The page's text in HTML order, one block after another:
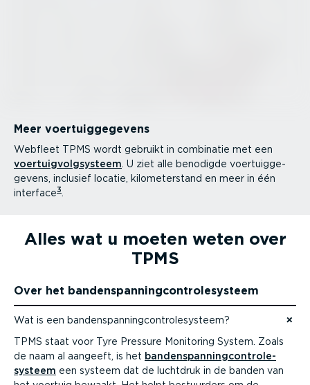
Meer voertuig­ge­gevens
Webfleet TPMS wordt gebruikt in combinatie met een
voertuig­volg­systeem . U ziet alle benodigde voertuig­ge­
gevens, inclusief locatie, kilome­ter­stand en meer in één
interface3
Alles wat u moeten weten over
TPMS
Over het banden­span­ning­con­tro­le­systeem
Wat is een banden­span­ning­con­tro­le­systeem?
Naar content gaan
TPMS staat voor Tyre Pressure Monitoring System. Zoals
de naam al aangeeft, is het banden­span­ning­con­tro­le­
systeem een systeem dat de luchtdruk in de banden van